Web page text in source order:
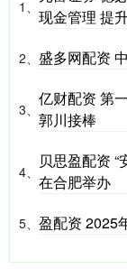
1、 现金管理 提
2、 盛多网配资
3、
亿财配资 第
郭川接棒
4、
贝思盈配资
在合肥举办
5、 盈配资 2025